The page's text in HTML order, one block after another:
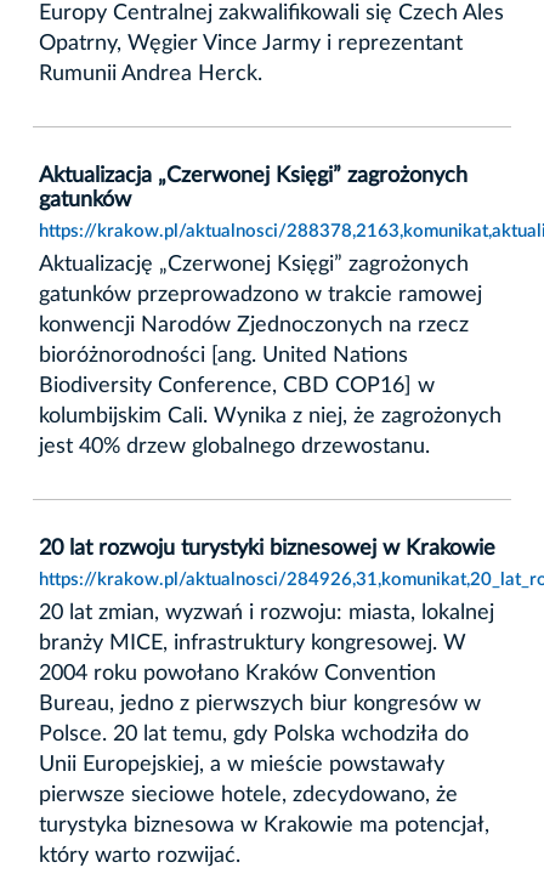
Europy Centralnej zakwalifikowali się Czech Ales
Opatrny, Węgier Vince Jarmy i reprezentant
Rumunii Andrea Herck.
Aktualizacja „Czerwonej Księgi” zagrożonych
gatunków
https://krakow.pl/aktualnosci/
Aktualizację „Czerwonej Księgi” zagrożonych
gatunków przeprowadzono w trakcie ramowej
konwencji Narodów Zjednoczonych na rzecz
bioróżnorodności [ang. United Nations
Biodiversity Conference, CBD COP16] w
kolumbijskim Cali. Wynika z niej, że zagrożonych
jest 40% drzew globalnego drzewostanu.
20 lat rozwoju turystyki biznesowej w Krakowie
https://krakow.pl/aktualnosci/
20 lat zmian, wyzwań i rozwoju: miasta, lokalnej
branży MICE, infrastruktury kongresowej. W
2004 roku powołano Kraków Convention
Bureau, jedno z pierwszych biur kongresów w
Polsce. 20 lat temu, gdy Polska wchodziła do
Unii Europejskiej, a w mieście powstawały
pierwsze sieciowe hotele, zdecydowano, że
turystyka biznesowa w Krakowie ma potencjał,
który warto rozwijać.